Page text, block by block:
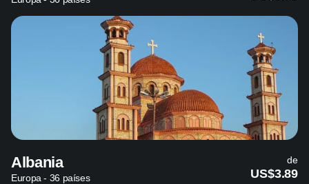
Albania
Europa - 36 países
de
US$3.89